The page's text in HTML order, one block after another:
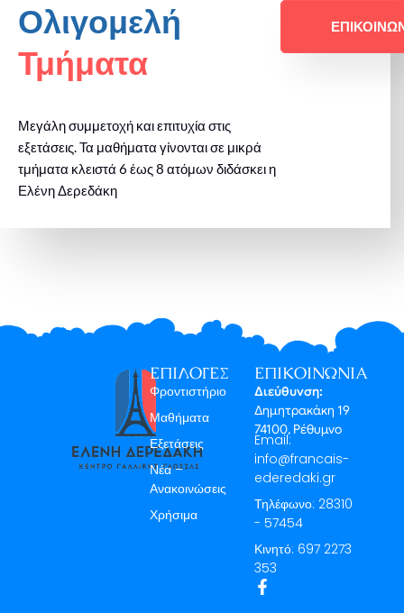
Ολιγομελή
Τμήματα
Μεγάλη συμμετοχή και επιτυχία στις
εξετάσεις. Τα μαθήματα γίνονται σε μικρά
τμήματα κλειστά 6 έως 8 ατόμων διδάσκει η
Ελένη Δερεδάκη
ΕΠΙΛΟΓΈΣ
Φροντιστήριο
Μαθήματα
Εξετάσεις
Νέα –
Ανακοινώσεις
Χρήσιμα
ΕΠΙΚΟΙΝΩΝΊΑ
Διεύθυνση:
Δημητρακάκη 19
74100, Ρέθυμνο
Email:
info@francais-
ederedaki.gr
Τηλέφωνο: 28310
- 57454
Κινητό: 697 2273
353
F
a